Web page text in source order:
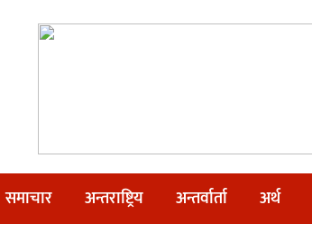
समाचार अन्तराष्ट्रिय अन्तर्वार्ता अर्थ